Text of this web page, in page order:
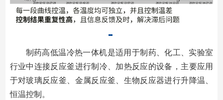
制药高低温冷热一体机是适用于制药、化工、实验室
行业中连接反应釜进行制冷、加热反应的设备，主要应用
于对玻璃反应釜、金属反应釜、生物反应器进行升降温、
恒温控制。